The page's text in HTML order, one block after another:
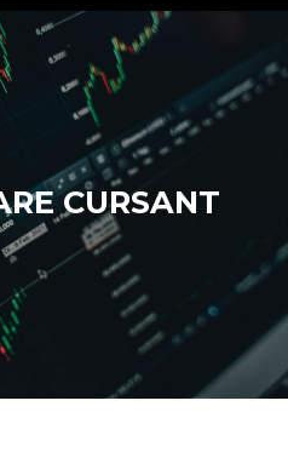
CURSANT